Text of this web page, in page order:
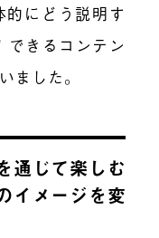
的にどう説明す
できるコンテン
ました。
通じて楽しむ
イメージを変